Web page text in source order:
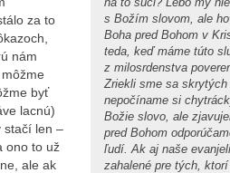
za to
nám
byť
lacnú)
stačí len –
ono to už
ale ak
s Božím slovom, ale
Boha pred Bohom v
teda, keď máme túto
z milosrdenstva
Zriekli sme sa skrytých
nepočíname si
Božie slovo, ale
pred Bohom
ľudí. Ak aj naše
zahalené pre tých,